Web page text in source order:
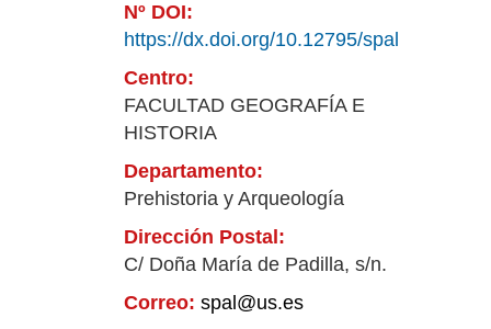
Nº DOI:
https://dx.doi.org/10.12795/spal
Centro:
FACULTAD GEOGRAFÍA E
HISTORIA
Departamento:
Prehistoria y Arqueología
Dirección Postal:
C/ Doña María de Padilla, s/n.
Correo: spal@us.es